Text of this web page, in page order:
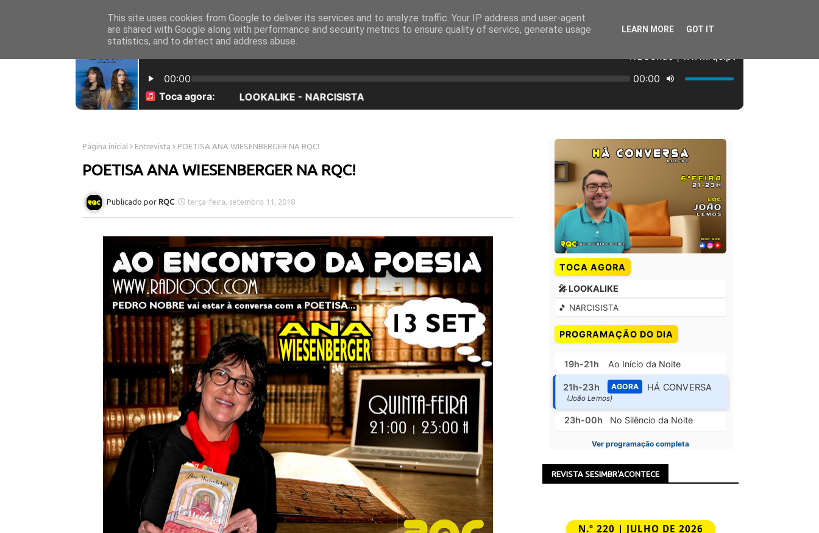
INICÍO SOBRE NÓS EQUIPA PROGRAMAÇÃO OUVIR EM DIRETO
Página inicial Entrevista POETISA ANA WIESENBERGER NA RQC!
POETISA ANA WIESENBERGER NA RQC!
RQC terça-feira, setembro 11, 2018
TOCA AGORA
🎤 LOOKALIKE
🎵 NARCISISTA
PROGRAMAÇÃO DO DIA
19h-21h Ao Início da Noite
21h-23h AGORA HÁ CONVERSA
(João Lemos)
23h-00h No Silêncio da Noite
Ver programação completa
REVISTA SESIMBR'ACONTECE
N.º 220 | JULHO DE 2026
This site uses cookies from Google to deliver its services and to analyze traffic. Your IP address and user-agent
are shared with Google along with performance and security metrics to ensure quality of service, generate usage
statistics, and to detect and address abuse.
LEARN MORE GOT IT